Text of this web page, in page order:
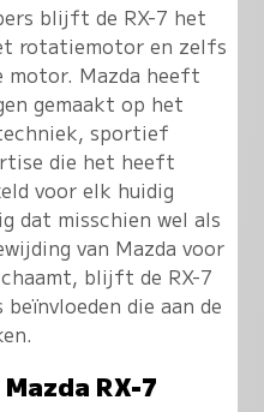
blijft de RX-7 het
rotatiemotor en zelfs
motor. Mazda heeft
gemaakt op het
sportief
die het heeft
voor elk huidig
dat misschien wel als
van Mazda voor
blijft de RX-7
die aan de
RX-7